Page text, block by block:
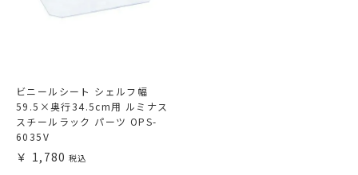
ビニールシート シェルフ幅
59.5×奥行34.5cm用 ルミナス
スチールラック パーツ OPS-
6035V
1,780